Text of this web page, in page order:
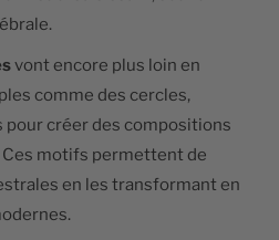
vont encore plus loin en
comme des cercles,
créer des compositions
motifs permettent de
en les transformant en